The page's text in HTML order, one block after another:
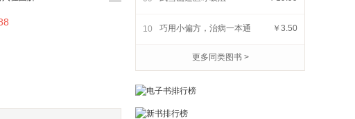
不老
10 巧用小偏方，治病一本通 ￥3.50
更多同类图书 >